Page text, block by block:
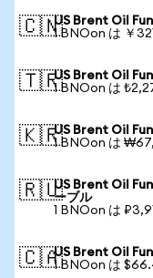
🇨🇳US Brent Oil
1 BNOon は ￥
🇹🇷US Brent Oil
1 BNOon は
🇰🇷US Brent Oil
1 BNOon は
🇷🇺US Brent Oil
ーブル
1 BNOon は
🇨🇦US Brent Oil
1 BNOon は